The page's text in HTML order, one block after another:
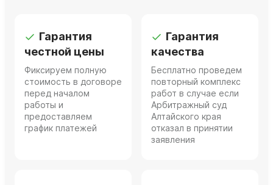
Гарантия
честной цены
Фиксируем полную
стоимость в договоре
перед началом
работы и
предоставляем
график платежей
Гарантия
качества
Бесплатно проведем
повторный комплекс
работ в случае если
Арбитражный суд
Алтайского края
отказал в принятии
заявления